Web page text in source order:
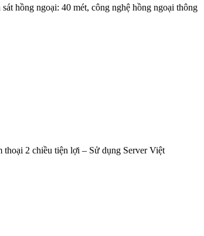
hồng ngoại: 40 mét, công nghệ hồng ngoại thông
2 chiều tiện lợi – Sử dụng Server Việt